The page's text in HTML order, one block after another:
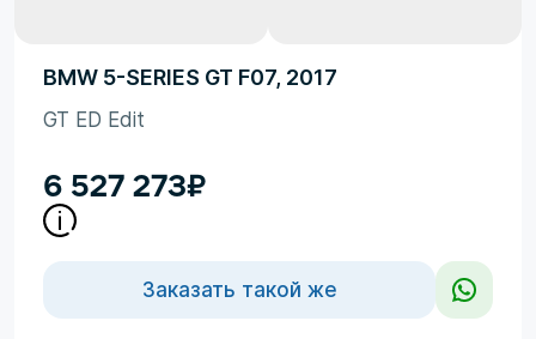
BMW 5-SERIES GT F07, 2017
GT ED Edit
6 527 273₽
Заказать такой же